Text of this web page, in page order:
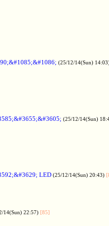
(25/12/14(Sun)
(25/12/14(Sun)
LED (25/12/14(Sun) 20:43)
14(Sun) 22:57) [85]